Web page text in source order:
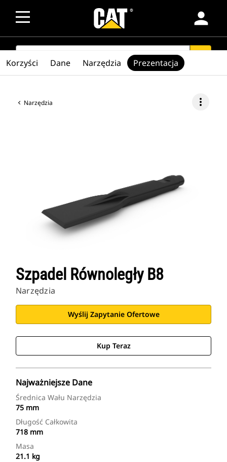
person
SEARCH
Narzędzia more_vert
Szpadel Równoległy B8
Narzędzia
Wyślij Zapytanie Ofertowe
Kup Teraz
Najważniejsze Dane
Średnica Wału Narzędzia
75 mm
Długość Całkowita
718 mm
Masa
21.1 kg
Korzyści Dane Narzędzia Prezentacja